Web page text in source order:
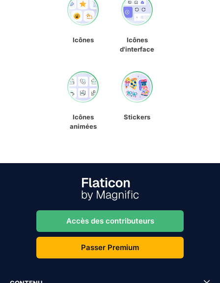
Icônes
Icônes
d'interface
Icônes
animées
Stickers
Accès des contributeurs
Passer Premium